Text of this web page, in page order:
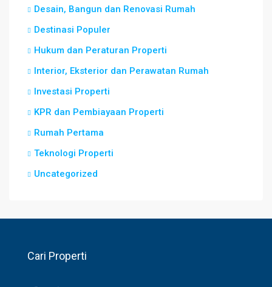
Desain, Bangun dan Renovasi Rumah
Destinasi Populer
Hukum dan Peraturan Properti
Interior, Eksterior dan Perawatan Rumah
Investasi Properti
KPR dan Pembiayaan Properti
Rumah Pertama
Teknologi Properti
Uncategorized
Cari Properti